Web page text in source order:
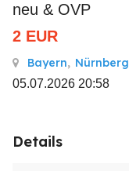
neu & OVP
2 EUR
Bayern, Nürnberg
05.07.2026 20:58
Details